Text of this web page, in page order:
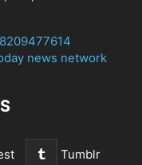
news network
Tumblr